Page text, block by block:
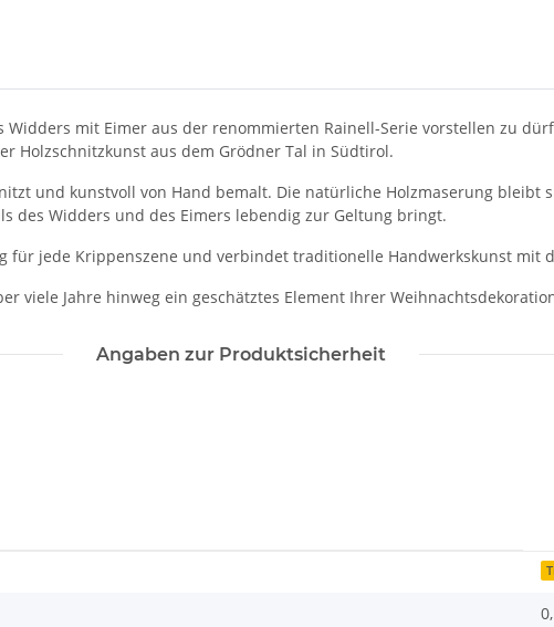
mit Eimer aus der renommierten Rainell-Serie vorstellen zu
Holzschnitzkunst aus dem Grödner Tal in Südtirol.
und kunstvoll von Hand bemalt. Die natürliche Holzmaserung
des Widders und des Eimers lebendig zur Geltung bringt.
für jede Krippenszene und verbindet traditionelle Handwerkskunst mit
viele Jahre hinweg ein geschätztes Element Ihrer
Angaben zur Produktsicherheit